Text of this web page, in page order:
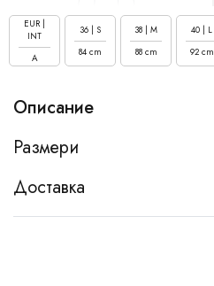
EUR |
INT
A
36 | S
84 cm
38 | M
88 cm
40 | L
92 cm
Описание
Размери
Доставка